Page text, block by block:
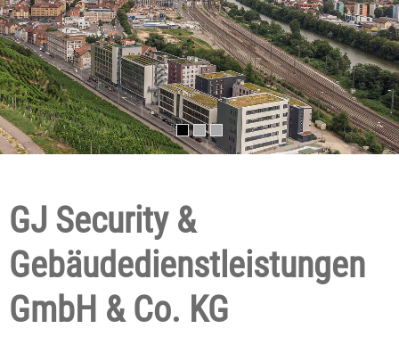
GJ Security &
Gebäudedienstleistungen
GmbH & Co. KG